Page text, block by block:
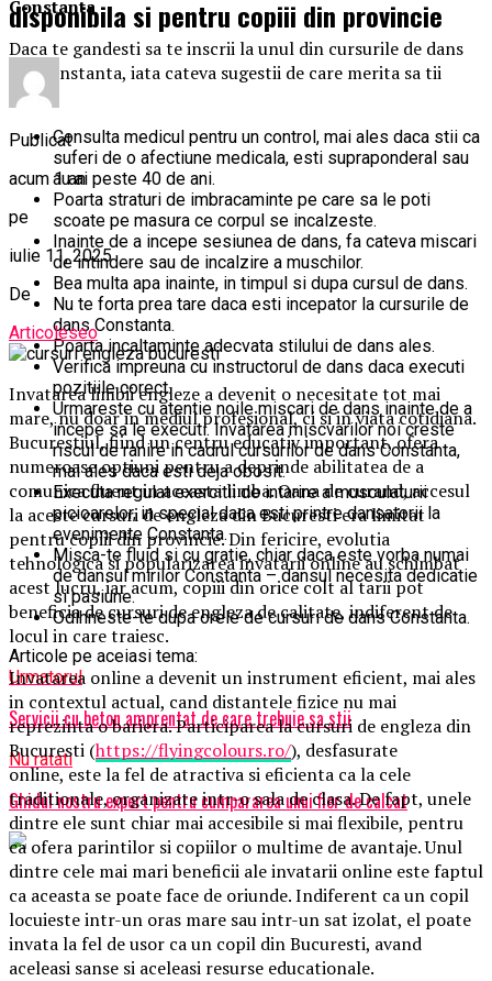
Constanta
Daca te gandesti sa te inscrii la unul din cursurile de dans
din Constanta, iata cateva sugestii de care merita sa tii
cont:
Consulta medicul pentru un control, mai ales daca stii ca
suferi de o afectiune medicala, esti supraponderal sau
au ai peste 40 de ani.
Poarta straturi de imbracaminte pe care sa le poti
scoate pe masura ce corpul se incalzeste.
Inainte de a incepe sesiunea de dans, fa cateva miscari
de intindere sau de incalzire a muschilor.
Bea multa apa inainte, in timpul si dupa cursul de dans.
Nu te forta prea tare daca esti incepator la cursurile de
dans Constanta.
Poarta incaltaminte adecvata stilului de dans ales.
Verifica impreuna cu instructorul de dans daca executi
pozitiile corect.
Urmareste cu atentie noile miscari de dans inainte de a
incepe sa le executi. Invatarea miscvarilor noi creste
riscul de ranire in cadrul cursurilor de dans Constanta,
mai ales daca esti deja obosit.
Executa regulat exercitii de intarire a musculaturii
picioarelor, in special daca esti printre dansatorii la
evenimente Constanta.
Misca-te fluid si cu gratie, chiar daca este vorba numai
de dansul mirilor Constanta – dansul necesita dedicatie
si pasiune.
Odihneste-te dupa orele de cursuri de dans Constanta.
Articole pe aceiasi tema:
Urmatorul
Servicii cu beton amprentat de care trebuie sa stii
Nu ratati
Ghidul nostru expert pentru cumpararea unui fier de calcat
disponibila si pentru copiii din provincie
Publicat
acum 1 an
pe
iulie 11, 2025
De
Articoleseo
Invatarea limbii engleze a devenit o necesitate tot mai
mare, nu doar in mediul profesional, ci si in viata cotidiana.
Bucurestiul, fiind un centru educativ important, ofera
numeroase optiuni pentru a deprinde abilitatea de a
comunica fluent in aceasta limba. Oana de curand, accesul
la aceste cursuri de engleza din Bucuresti era limitat
pentru copiii din provincie. Din fericire, evolutia
tehnologica si popularizarea invatarii online au schimbat
acest lucru, iar acum, copiii din orice colt al tarii pot
beneficia de cursuri de engleza de calitate, indiferent de
locul in care traiesc.
Invatarea online a devenit un instrument eficient, mai ales
in contextul actual, cand distantele fizice nu mai
reprezinta o bariera. Participarea la cursuri de engleza din
Bucuresti (https://flyingcolours.ro/), desfasurate
online, este la fel de atractiva si eficienta ca la cele
traditionale, organizate intr-o sala de clasa. De fapt, unele
dintre ele sunt chiar mai accesibile si mai flexibile, pentru
ca ofera parintilor si copiilor o multime de avantaje. Unul
dintre cele mai mari beneficii ale invatarii online este faptul
ca aceasta se poate face de oriunde. Indiferent ca un copil
locuieste intr-un oras mare sau intr-un sat izolat, el poate
invata la fel de usor ca un copil din Bucuresti, avand
aceleasi sanse si aceleasi resurse educationale.